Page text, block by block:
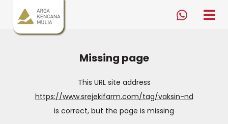
0823
Missing page
This URL site address
https://www.srejekifarm.com/tag/vaksin-nd
is correct, but the page is missing